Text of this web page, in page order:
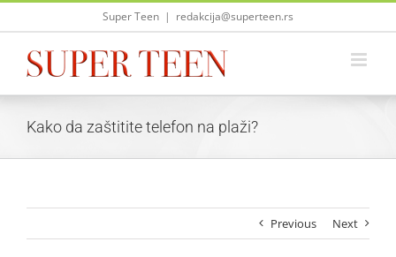
Skip
Super Teen | redakcija@superteen.rs
Kako da zaštitite telefon na plaži?
Previous Next